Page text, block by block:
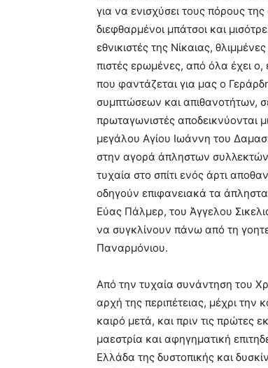
για να ενισχύσει τους πόρους της
διεφθαρμένοι μπάτσοι και
εθνικιστές της Νίκαιας,
πιστές ερωμένες, από όλα έχει
που φαντάζεται για μας ο
συμπτώσεων και απιθανοτήτων,
πρωταγωνιστές αποδεικνύονται
μεγάλου Αγίου Ιωάννη του
στην αγορά άπληστων
τυχαία στο σπίτι ενός άρτι
οδηγούν επιφανειακά τα
Εύας Πάλμερ, του Άγγελου
να συγκλίνουν πάνω από τη
Παναρμόνιου.
Από την τυχαία συνάντηση του
αρχή της περιπέτειας, μέχρι
καιρό μετά, και πριν τις πρώτες
μαεστρία και αφηγηματική
Ελλάδα της δυστοπικής και